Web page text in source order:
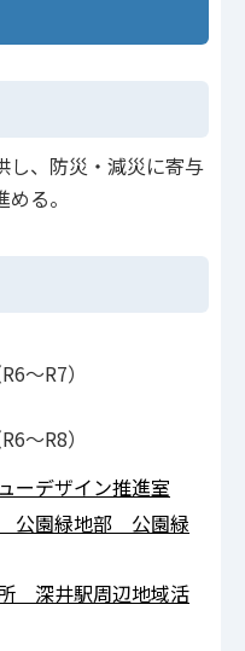
し、防災・減災に寄与
る。
～R7）
～R8）
ーデザイン推進室
公園緑地部 公園緑
深井駅周辺地域活